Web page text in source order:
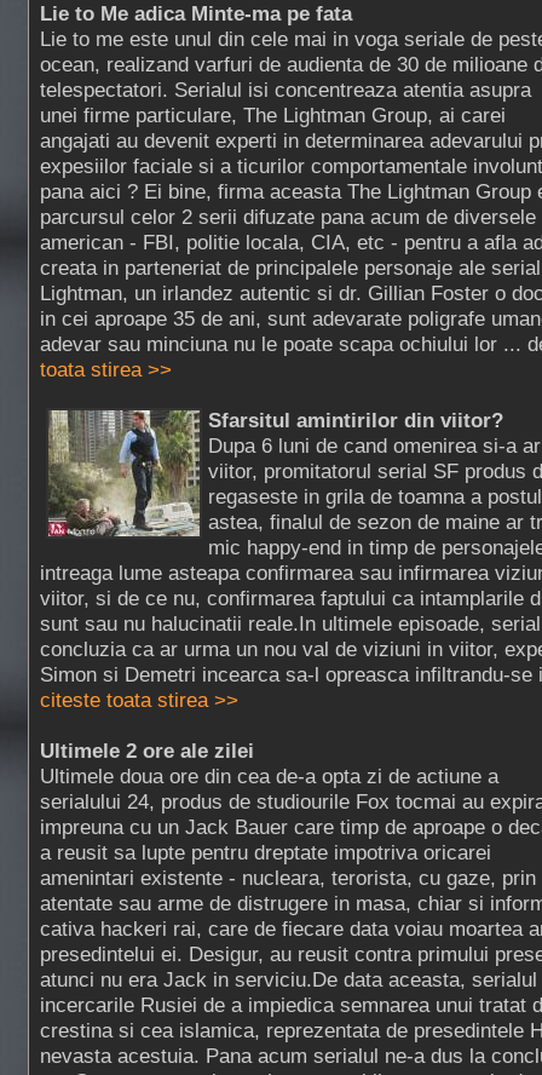
Lie to Me adica Minte-ma pe fata
Lie to me este unul din cele mai in voga seriale de
ocean, realizand varfuri de audienta de 30 de milioane
telespectatori. Serialul isi concentreaza atentia asupra
unei firme particulare, The Lightman Group, ai carei
angajati au devenit experti in determinarea adevarului
expesiilor faciale si a ticurilor comportamentale
pana aici ? Ei bine, firma aceasta The Lightman Group
parcursul celor 2 serii difuzate pana acum de
american - FBI, politie locala, CIA, etc - pentru a afla
creata in parteneriat de principalele personaje ale
Lightman, un irlandez autentic si dr. Gillian Foster o
in cei aproape 35 de ani, sunt adevarate poligrafe
adevar sau minciuna nu le poate scapa ochiului lor ...
toata stirea >>
Sfarsitul amintirilor din viitor?
Dupa 6 luni de cand omenirea si-a
viitor, promitatorul serial SF produs
regaseste in grila de toamna a
astea, finalul de sezon de maine ar
mic happy-end in timp de
intreaga lume asteapa confirmarea sau infirmarea
viitor, si de ce nu, confirmarea faptului ca intamplarile
sunt sau nu halucinatii reale.In ultimele episoade,
concluzia ca ar urma un nou val de viziuni in viitor,
Simon si Demetri incearca sa-l opreasca infiltrandu-se
citeste toata stirea >>
Ultimele 2 ore ale zilei
Ultimele doua ore din cea de-a opta zi de actiune a
serialului 24, produs de studiourile Fox tocmai au
impreuna cu un Jack Bauer care timp de aproape o
a reusit sa lupte pentru dreptate impotriva oricarei
amenintari existente - nucleara, terorista, cu gaze, prin
atentate sau arme de distrugere in masa, chiar si
cativa hackeri rai, care de fiecare data voiau moartea
presedintelui ei. Desigur, au reusit contra primului
atunci nu era Jack in serviciu.De data aceasta,
incercarile Rusiei de a impiedica semnarea unui tratat
crestina si cea islamica, reprezentata de presedintele
nevasta acestuia. Pana acum serialul ne-a dus la